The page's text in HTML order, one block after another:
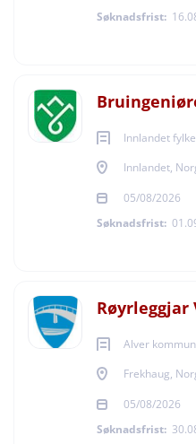
Søknadsfrist:
Innlandet
Innlandet,
05/08/2026
Søknadsfrist:
Røyrleggjar
Alver
Frekhaug,
05/08/2026
Søknadsfrist: